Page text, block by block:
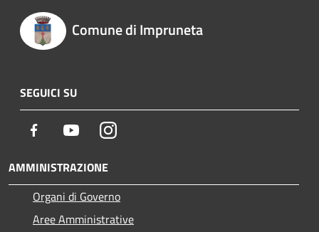
Comune di Impruneta
SEGUICI SU
Facebook YoutubeInstagram
AMMINISTRAZIONE
Organi di Governo
Aree Amministrative